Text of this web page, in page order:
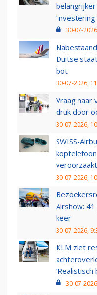
belangrijker
30-07-
Duitse
bot
30-07-2026,
Vraag naar
druk door
30-07-2026,
SWISS-
veroorzaakt
30-07-2026,
Airshow:
keer
30-07-2026,
KLM ziet
‘Realistisch
30-07-